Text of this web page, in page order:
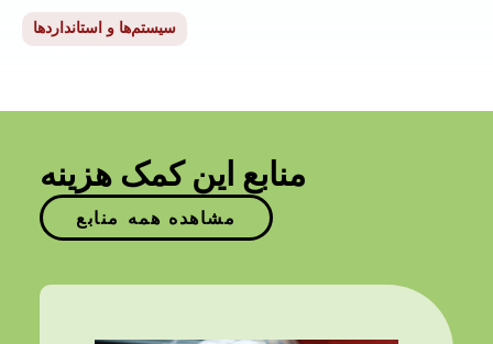
سیستم‌ها و استانداردها
منابع این کمک هزینه
مشاهده همه منابع